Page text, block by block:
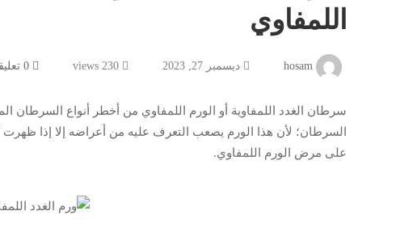
شامل
المعرفة
الورم
اللمفاوي
اللمفاوي
ديسمبر 27, 2023 230 views 0 تعليقات
سرطان الغدد اللمفاوية أو الورم اللمفاوي من أخطر أنواع السرطان
السرطان؛ لأن هذا الورم يصعب التعرف عليه من أعراضه إلا إذا
على مرض الورم اللمفاوي.